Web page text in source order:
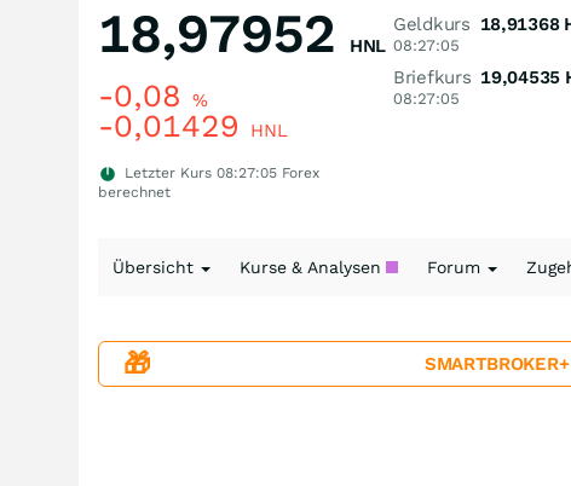
18,97952 HNL
-0,08 %
-0,01429 HNL
Letzter Kurs 08:27:05 Forex
berechnet
Geldkurs
08:27:05
18,91368
Briefkurs
08:27:05
19,04535
Übersicht Kurse & Analysen Forum
🎁